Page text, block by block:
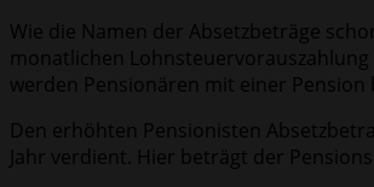
Wie die Namen der Absetzbeträge
monatlichen
werden Pensionären mit einer Pension
Den erhöhten Pensionisten
Jahr verdient. Hier beträgt der